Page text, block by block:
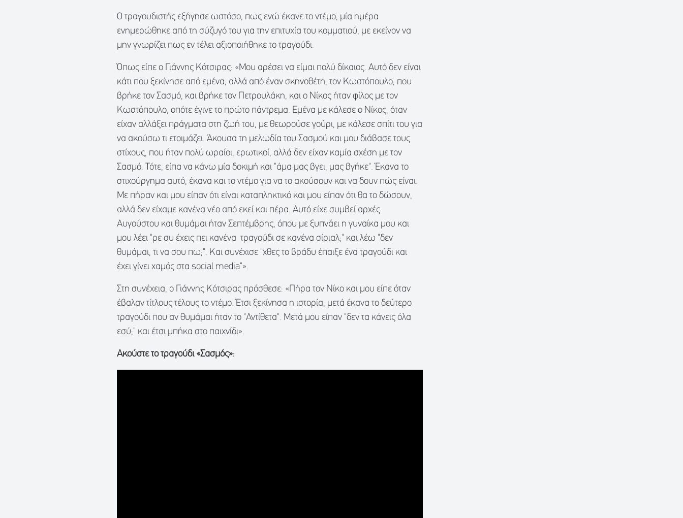
Ο τραγουδιστής εξήγησε ωστόσο, πως ενώ έκανε το ντέμο, μία ημέρα
ενημερώθηκε από τη σύζυγό του για την επιτυχία του κομματιού, με εκείνον να
μην γνωρίζει πως εν τέλει αξιοποιήθηκε το τραγούδι.
Όπως είπε ο Γιάννης Κότσιρας: «Μου αρέσει να είμαι πολύ δίκαιος. Αυτό δεν είναι
κάτι που ξεκίνησε από εμένα, αλλά από έναν σκηνοθέτη, τον Κωστόπουλο, που
βρήκε τον Σασμό, και βρήκε τον Πετρουλάκη, και ο Νίκος ήταν φίλος με τον
Κωστόπουλο, οπότε έγινε το πρώτο πάντρεμα. Εμένα με κάλεσε ο Νίκος, όταν
είχαν αλλάξει πράγματα στη ζωή του, με θεωρούσε γούρι, με κάλεσε σπίτι του για
να ακούσω τι ετοιμάζει. Άκουσα τη μελωδία του Σασμού και μου διάβασε τους
στίχους, που ήταν πολύ ωραίοι, ερωτικοί, αλλά δεν είχαν καμία σχέση με τον
Σασμό. Τότε, είπα να κάνω μία δοκιμή και "άμα μας βγει, μας βγήκε". Έκανα το
στιχούργημα αυτό, έκανα και το ντέμο για να το ακούσουν και να δουν πώς είναι.
Με πήραν και μου είπαν ότι είναι καταπληκτικό και μου είπαν ότι θα το δώσουν,
αλλά δεν είχαμε κανένα νέο από εκεί και πέρα. Αυτό είχε συμβεί αρχές
Αυγούστου και θυμάμαι ήταν Σεπτέμβρης, όπου με ξυπνάει η γυναίκα μου και
μου λέει "ρε συ έχεις πει κανένα τραγούδι σε κανένα σίριαλ;" και λέω "δεν
θυμάμαι, τι να σου πω;". Και συνέχισε "χθες το βράδυ έπαιξε ένα τραγούδι και
έχει γίνει χαμός στα social media"».
Στη συνέχεια, ο Γιάννης Κότσιρας πρόσθεσε: «Πήρα τον Νίκο και μου είπε όταν
έβαλαν τίτλους τέλους το ντέμο. Έτσι ξεκίνησα η ιστορία, μετά έκανα το δεύτερο
τραγούδι που αν θυμάμαι ήταν το "Αντίθετα". Μετά μου είπαν "δεν τα κάνεις όλα
εσύ;" και έτσι μπήκα στο παιχνίδι».
Ακούστε το τραγούδι «Σασμός»: